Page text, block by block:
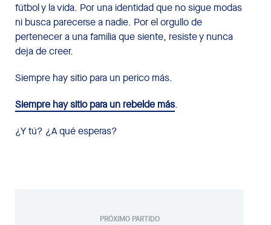
fútbol y la vida. Por una identidad que no sigue modas
ni busca parecerse a nadie. Por el orgullo de
pertenecer a una familia que siente, resiste y nunca
deja de creer.
Siempre hay sitio para un perico más.
Siempre hay sitio para un rebelde más.
¿Y tú? ¿A qué esperas?
PRÓXIMO PARTIDO